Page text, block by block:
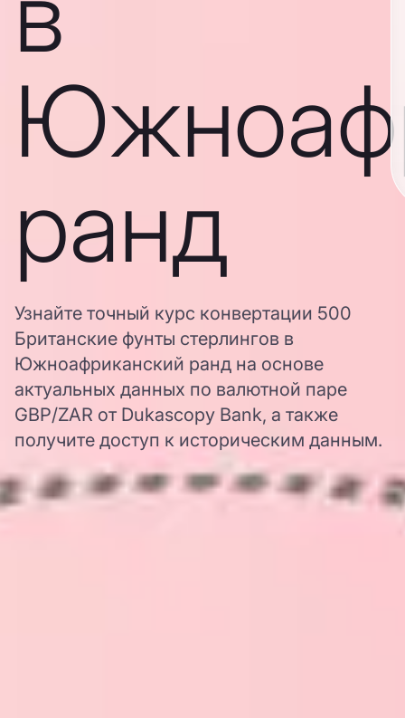
ранд
Узнайте точный курс конвертации 500
Британские фунты стерлингов в
Южноафриканский ранд на основе
актуальных данных по валютной паре
GBP/ZAR от Dukascopy Bank, а также
получите доступ к историческим данным.